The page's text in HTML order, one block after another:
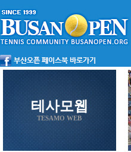
테사모웹
TESAMO WEB